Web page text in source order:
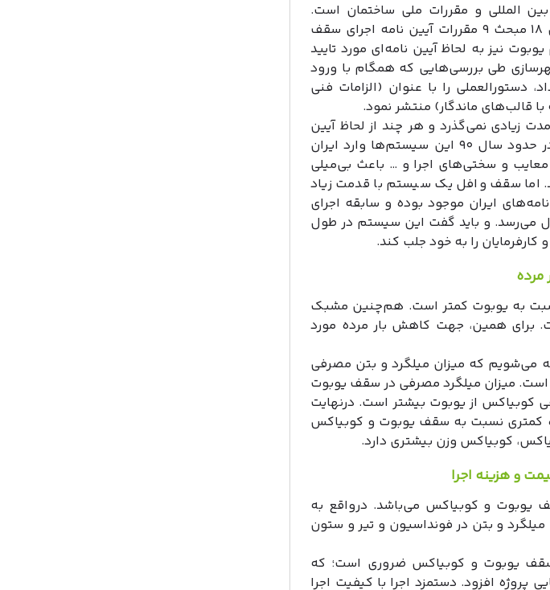
المللی و مقررات ملی ساختمان است.
ضوابط طراحی سقف وافل مطابق فصل ۱۸ مبحث ۹ مقررات آیین نامه اجرای سقف
سیستم یوبوت نیز به لحاظ آیین نامه‌ای مورد تایید
طی بررسی‌هایی که همگام با ورود
را با عنوان (الزامات فنی
قالب‌های ماندگار) منتشر نمود.
زیادی نمی‌گذرد و هر چند از لحاظ آیین
نامه‌ای قابل طرح و اجرا می‌باشد، ولی در حدود سال ۹۰ این سیستم‌ها وارد ایران
و سختی‌های اجرا و … باعث بی‌میلی
اما سقف وافل یک سیستم با قدمت زیاد
ایران موجود بوده و سابقه اجرای
در ایران نیز به بیش از ۵۰ سال می‌رسد. و باید گفت این سیستم در طول
را به خود جلب کند.
به یوبوت کمتر است. هم‌چنین مشبک
همین، جهت کاهش بار مرده مورد
می‌شویم که میزان میلگرد و بتن مصرفی
میزان میلگرد مصرفی در سقف‌ یوبوت
از یوبوت بیشتر است. درنهایت
کمتری نسبت به سقف‌ یوبوت و کوبیاکس
کوبیاکس وزن بیشتری دارد.
یوبوت و کوبیاکس می‌باشد. درواقع به
و بتن در فونداسیون و تیر و ستون
سقف یوبوت و کوبیاکس ضروری است؛ که
پروژه افزود. دستمزد اجرا با کیفیت اجرا